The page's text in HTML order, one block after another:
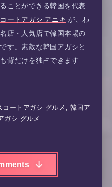
ことができる韓国を代表
ートアガシ アニキ が、わ
店・人気店で韓国本場の
す。素敵な韓国アガシと
背だけを独占できます
コートアガシ グルメ ,韓国ア
ガシ グルメ